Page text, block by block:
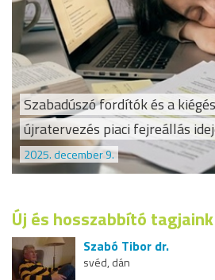
Szabadúszó fordítók és a
újratervezés piaci fejreállás
2025. december 9.
Új és hosszabbító tagjaink
Szabó Tibor dr.
svéd, dán